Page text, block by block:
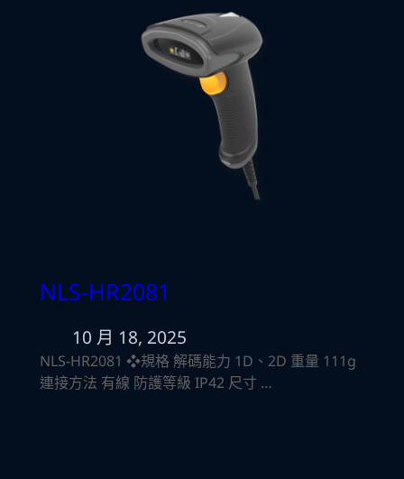
NLS-HR2081
10 月 18, 2025
NLS-HR2081 ❖規格 解碼能力 1D、2D 重量 111g
連接方法 有線 防護等級 IP42 尺寸 …